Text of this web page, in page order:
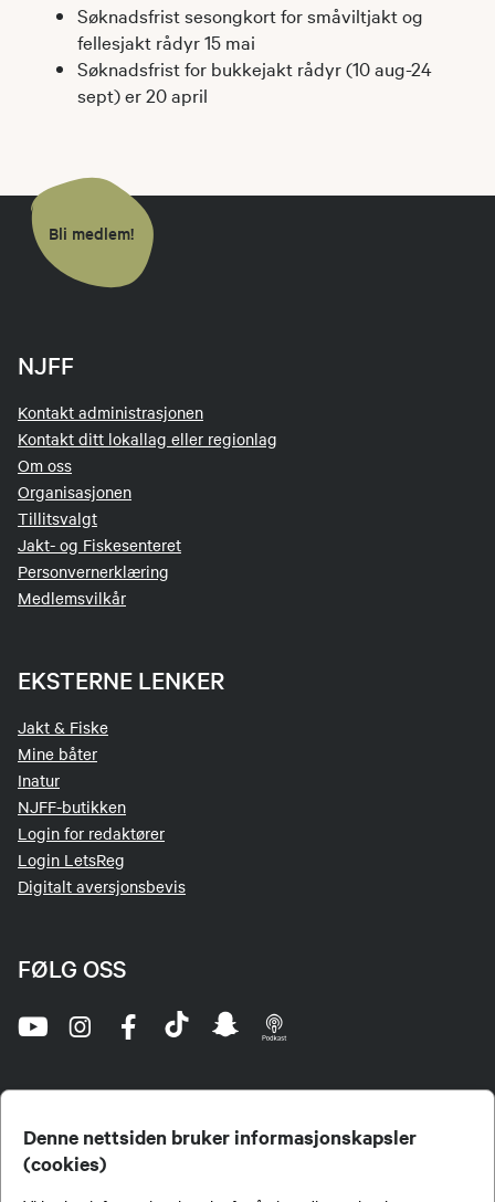
Denne nettsiden bruker informasjonskapsler
(cookies)
Søknadsfrist sesongkort for småviltjakt og
fellesjakt rådyr 15 mai
Søknadsfrist for bukkejakt rådyr (10 aug-24
sept) er 20 april
Bli medlem!
NJFF
Kontakt administrasjonen
Kontakt ditt lokallag eller regionlag
Om oss
Organisasjonen
Tillitsvalgt
Jakt- og Fiskesenteret
Personvernerklæring
Medlemsvilkår
EKSTERNE LENKER
Jakt & Fiske
Mine båter
Inatur
NJFF-butikken
Login for redaktører
Login LetsReg
Digitalt aversjonsbevis
FØLG OSS